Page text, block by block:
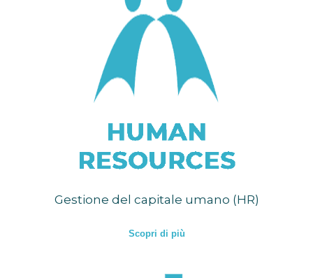
Gestione del capitale umano (HR)
Scopri di più